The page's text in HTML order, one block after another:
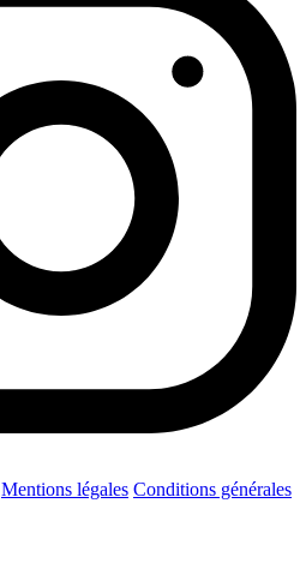
Mentions légales Conditions générales